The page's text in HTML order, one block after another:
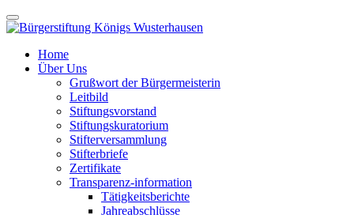
Home
Über Uns
Grußwort der Bürgermeisterin
Leitbild
Stiftungsvorstand
Stiftungskuratorium
Stifterversammlung
Stifterbriefe
Zertifikate
Transparenz-information
Tätigkeitsberichte
Jahreabschlüsse